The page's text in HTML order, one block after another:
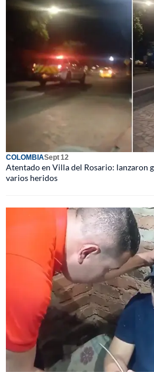
COLOMBIASept 12
Atentado en Villa del Rosario: lanzaron
varios heridos